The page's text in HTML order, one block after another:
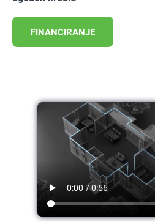
FINANCIRANJE